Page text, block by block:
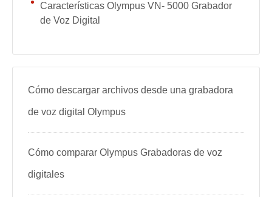
Características Olympus VN- 5000 Grabador
de Voz Digital
Cómo descargar archivos desde una grabadora
de voz digital Olympus
Cómo comparar Olympus Grabadoras de voz
digitales